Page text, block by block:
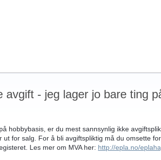
avgift - jeg lager jo bare ting
hobbybasis, er du mest sannsynlig ikke
ut for salg. For å bli avgiftspliktig må du omsette
Les mer om MVAher: http://epla.no/